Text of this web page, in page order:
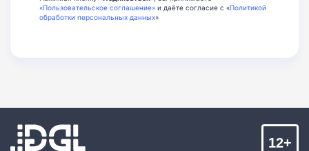
«Пользовательское соглашение» и даёте согласие с «Политикой
обработки персональных данных»
12+